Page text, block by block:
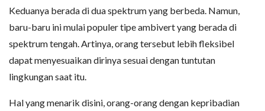
Keduanya berada di dua spektrum yang berbeda. Namun,
baru-baru ini mulai populer tipe ambivert yang berada di
spektrum tengah. Artinya, orang tersebut lebih fleksibel
dapat menyesuaikan dirinya sesuai dengan tuntutan
lingkungan saat itu.
Hal yang menarik disini, orang-orang dengan kepribadian